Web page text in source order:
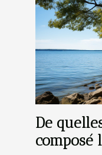
De
composé